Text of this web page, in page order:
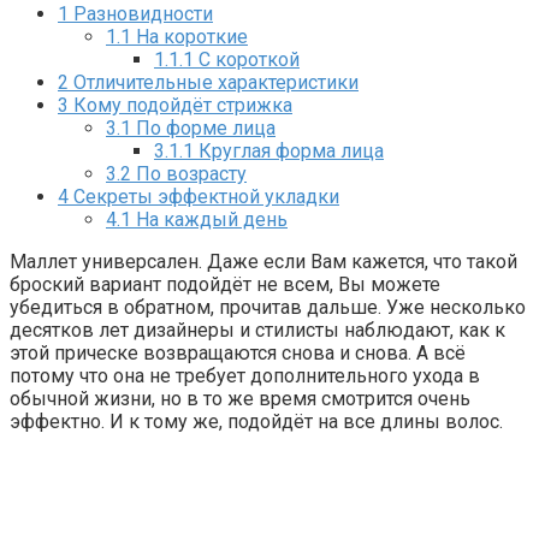
1 Разновидности
1.1 На короткие
1.1.1 С короткой
2 Отличительные характеристики
3 Кому подойдёт стрижка
3.1 По форме лица
3.1.1 Круглая форма лица
3.2 По возрасту
4 Секреты эффектной укладки
4.1 На каждый день
Маллет универсален. Даже если Вам кажется, что такой
броский вариант подойдёт не всем, Вы можете
убедиться в обратном, прочитав дальше. Уже несколько
десятков лет дизайнеры и стилисты наблюдают, как к
этой прическе возвращаются снова и снова. А всё
потому что она не требует дополнительного ухода в
обычной жизни, но в то же время смотрится очень
эффектно. И к тому же, подойдёт на все длины волос.